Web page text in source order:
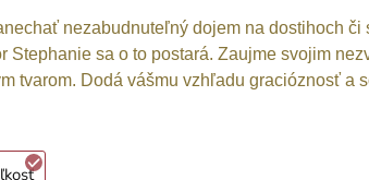
nezabudnuteľný dojem na dostihoch či
Stephanie sa o to postará. Zaujme svojim
tvarom. Dodá vášmu vzhľadu gracióznosť a